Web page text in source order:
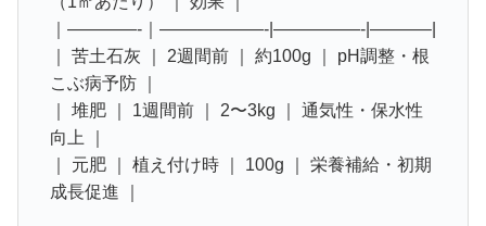
｜————-｜——————-|—————-|———–|
｜ 苦土石灰 ｜ 2週間前 ｜ 約100g ｜ pH調整・根
こぶ病予防 ｜
｜ 堆肥 ｜ 1週間前 ｜ 2〜3kg ｜ 通気性・保水性
向上 ｜
｜ 元肥 ｜ 植え付け時 ｜ 100g ｜ 栄養補給・初期
成長促進 ｜